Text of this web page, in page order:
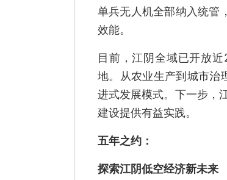
单兵无人机全部纳入统管
效能。
目前，江阴全域已开放
地。从农业生产到城市
进式发展模式。下一步，
建设提供有益实践。
五年之约：
探索江阴低空经济新未来